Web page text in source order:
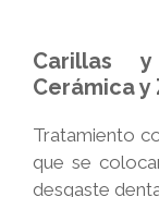
Carillas
Cerámica
Tratamiento
que se
desgaste